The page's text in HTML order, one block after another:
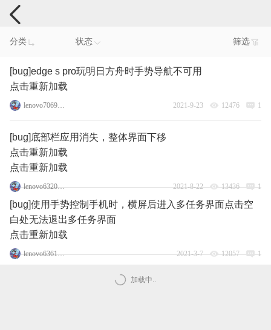
手机反馈
分类 状态 筛选
[bug]edge s pro玩明日方舟时手势导航不可用
点击重新加载
lenovo70695461 2021-9-23 12476 1
[bug]底部栏应用消失，整体界面下移
点击重新加载
点击重新加载
lenovo63200014 2021-8-22 13436 1
[bug]使用手势控制手机时，横屏后进入多任务界面点击空
白处无法退出多任务界面
点击重新加载
lenovo63611104 2021-3-7 12057 1
加载中..